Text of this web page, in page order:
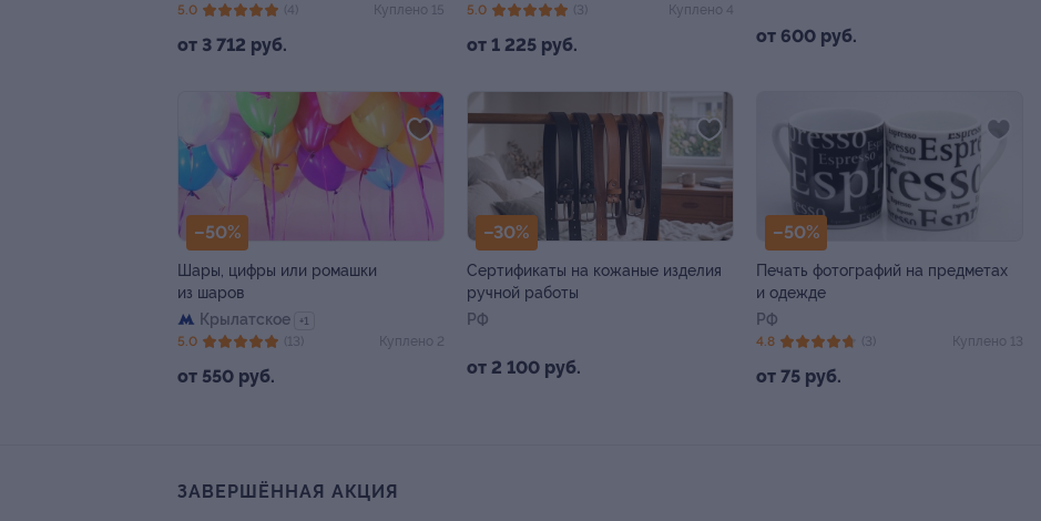
от 3 712 руб.
5.0 (4) Куплено 15
от 1 225 руб.
5.0 (3) Куплено 4
от 600 руб.
–50%
Шары, цифры или ромашки
из шаров
Крылатское
+1
от 550 руб.
5.0 (13) Куплено 2
–30%
Сертификаты на кожаные изделия
ручной работы
РФ
от 2 100 руб.
–50%
Печать фотографий на предметах
и одежде
РФ
от 75 руб.
4.8 (3) Куплено 13
ЗАВЕРШЁННАЯ АКЦИЯ